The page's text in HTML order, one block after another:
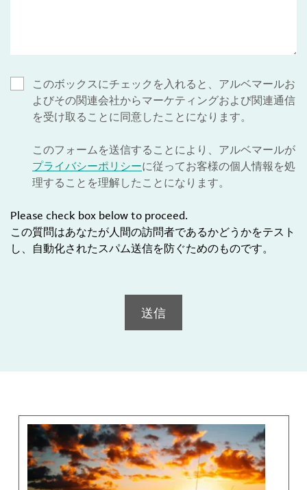
このボックスにチェックを入れると、アルベマールお
よびその関連会社からマーケティングおよび関連通信
を受け取ることに同意したことになります。
このフォームを送信することにより、アルベマールが
プライバシーポリシーに従ってお客様の個人情報を処
理することを理解したことになります。
Please check box below to proceed.
この質問はあなたが人間の訪問者であるかどうかをテスト
し、自動化されたスパム送信を防ぐためのものです。
送信